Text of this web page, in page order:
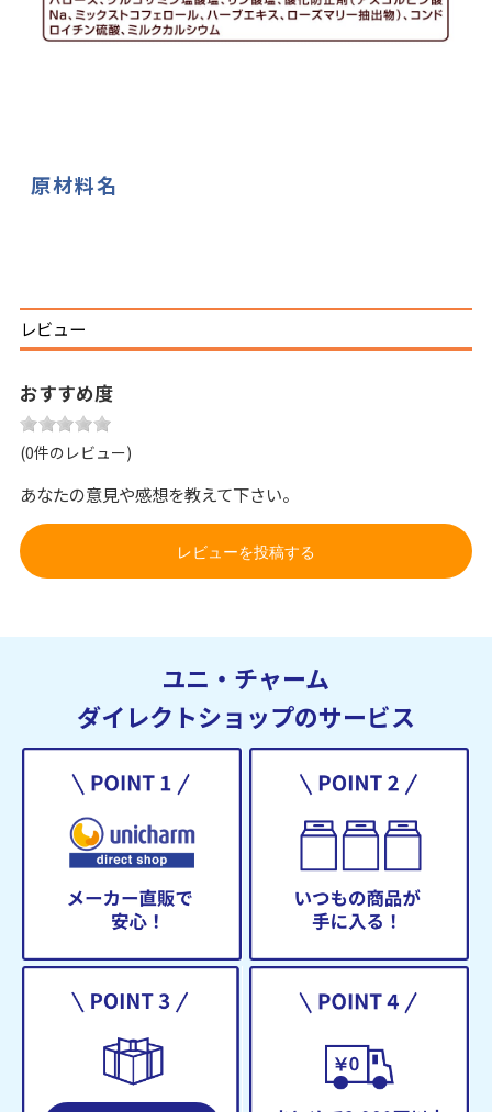
原材料名
レビュー
おすすめ度
(0件のレビュー)
あなたの意見や感想を教えて下さい。
レビューを投稿する
ユニ・チャーム
ダイレクトショップのサービス